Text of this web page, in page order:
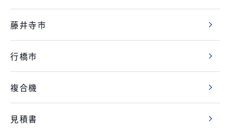
藤井寺市
行橋市
複合機
見積書